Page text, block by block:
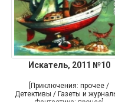
Искатель, 2011 №10
[Приключения: прочее /
Детективы / Газеты и
Фантастика: прочее]